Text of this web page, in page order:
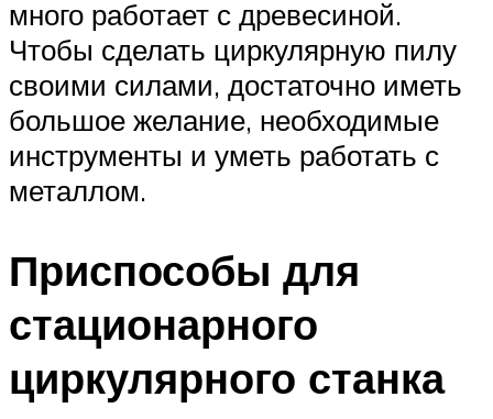
много работает с древесиной.
Чтобы сделать циркулярную пилу
своими силами, достаточно иметь
большое желание, необходимые
инструменты и уметь работать с
металлом.
Приспособы для
стационарного
циркулярного станка